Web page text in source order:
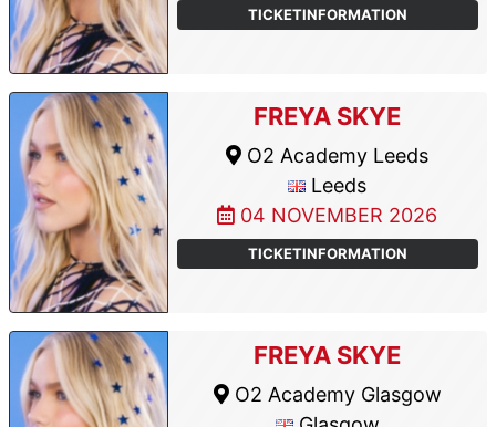
TICKETINFORMATION
FREYA SKYE
O2 Academy Leeds
Leeds
04 NOVEMBER 2026
TICKETINFORMATION
FREYA SKYE
O2 Academy Glasgow